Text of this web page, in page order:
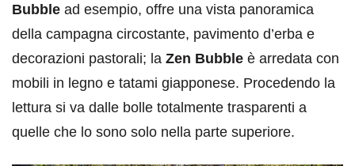
Bubble ad esempio, offre una vista panoramica
della campagna circostante, pavimento d’erba e
decorazioni pastorali; la Zen Bubble è arredata con
mobili in legno e tatami giapponese. Procedendo la
lettura si va dalle bolle totalmente trasparenti a
quelle che lo sono solo nella parte superiore.